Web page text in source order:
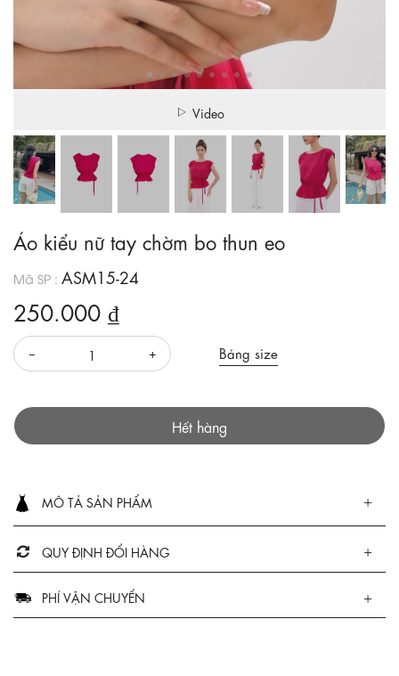
Video
Áo kiểu nữ tay chờm bo thun eo
Mã SP : ASM15-24
250.000 ₫
Bảng size
Hết hàng
MÔ TẢ SẢN PHẨM
QUY ĐỊNH ĐỔI HÀNG
PHÍ VẬN CHUYỂN